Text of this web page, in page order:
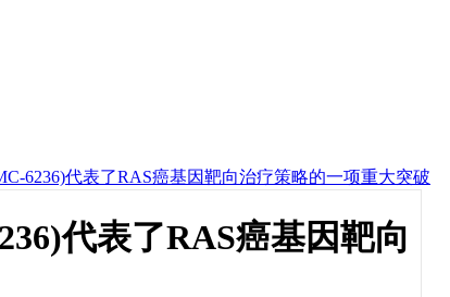
6236)代表了RAS癌基因靶向治疗策略的一项重大突破
代表了RAS癌基因靶向